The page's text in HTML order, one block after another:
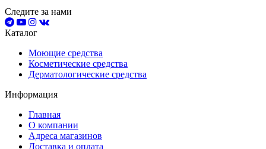
Следите за нами
Каталог
Моющие средства
Косметические средства
Дерматологические средства
Информация
Главная
О компании
Адреса магазинов
Доставка и оплата